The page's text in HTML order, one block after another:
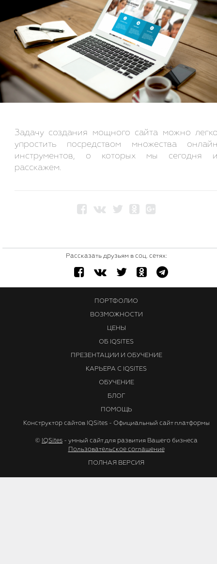
Задачу создания мощного сайта можно
упростить посредством множества
инструментов, о которых мы сегодня
расскажем.
Рассказать друзьям в соц. сетях:
ПОРТФОЛИО
ВОЗМОЖНОСТИ
ЦЕНЫ
ОБ IQSITES
ПРЕЗЕНТАЦИИ И ОБУЧЕНИЕ
КАРЬЕРА С IQSITES
ОБУЧЕНИЕ
БЛОГ
ПОМОЩЬ
Конструктор сайтов IQSites - Официальный сайт платформы
© IQSites - умный сайт для развития Вашего бизнеса
Пользовательское соглашение
ПОЛНАЯ ВЕРСИЯ